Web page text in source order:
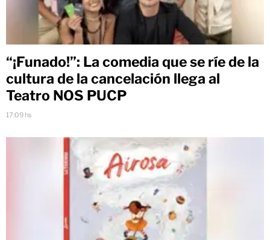
“¡Funado!”: La comedia que se ríe de la
cultura de la cancelación llega al
Teatro NOS PUCP
17:09 hs